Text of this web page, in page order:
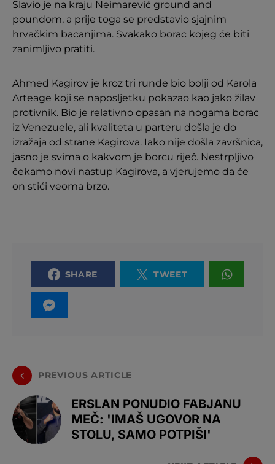
Slavio je na kraju Neimarević ground and
poundom, a prije toga se predstavio sjajnim
hrvačkim bacanjima. Svakako borac kojeg će biti
zanimljivo pratiti.
Ahmed Kagirov je kroz tri runde bio bolji od Karola
Arteage koji se naposljetku pokazao kao jako žilav
protivnik. Bio je relativno opasan na nogama borac
iz Venezuele, ali kvaliteta u parteru došla je do
izražaja od strane Kagirova. Iako nije došla završnica,
jasno je svima o kakvom je borcu riječ. Nestrpljivo
čekamo novi nastup Kagirova, a vjerujemo da će
on stići veoma brzo.
SHARE TWEET
PREVIOUS ARTICLE
ERSLAN PONUDIO FABJANU
MEČ: 'IMAŠ UGOVOR NA
STOLU, SAMO POTPIŠI'